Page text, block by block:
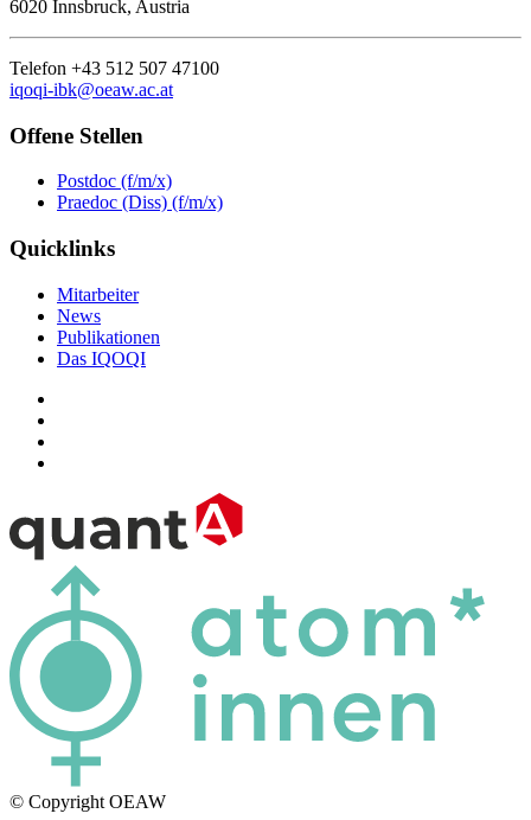
6020 Innsbruck, Austria
Telefon +43 512 507 47100
iqoqi-ibk@oeaw.ac.at
Offene Stellen
Postdoc (f/m/x)
Praedoc (Diss) (f/m/x)
Quicklinks
Mitarbeiter
News
Publikationen
Das IQOQI
© Copyright OEAW